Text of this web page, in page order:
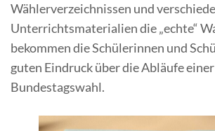
Wählerverzeichnissen und
Unterrichtsmaterialien die „echte“
bekommen die Schülerinnen und
guten Eindruck über die Abläufe einer
Bundestagswahl.